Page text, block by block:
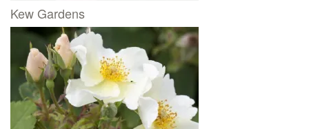
Kew Gardens